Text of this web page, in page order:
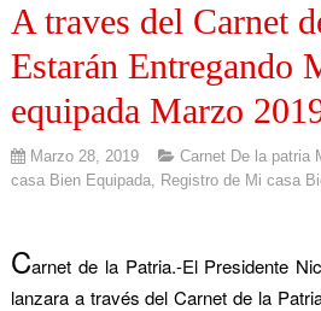
A traves del Carnet
Estarán Entregando
equipada Marzo
Marzo 28, 2019 Carnet De la patria
casa Bien Equipada, Registro de Mi casa
Carnet de la Patria.-El Presidente
lanzara a través del Carnet de la